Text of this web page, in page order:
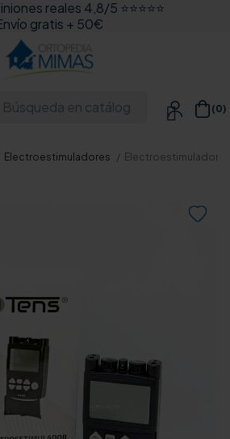
reales 4,8/5 ⭐⭐⭐⭐⭐
gratis + 50€
 (0)
Electroestimuladores Electroestimulador
